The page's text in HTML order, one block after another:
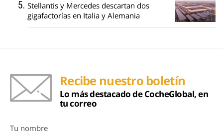
Stellantis y Mercedes descartan dos
gigafactorías en Italia y Alemania
Recibe nuestro boletín
Lo más destacado de CocheGlobal, en
tu correo
Tu nombre